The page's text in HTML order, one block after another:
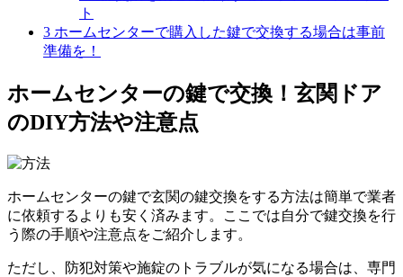
ト
3 ホームセンターで購入した鍵で交換する場合は事前
準備を！
ホームセンターの鍵で交換！玄関ドア
のDIY方法や注意点
ホームセンターの鍵で玄関の鍵交換をする方法は簡単で業者
に依頼するよりも安く済みます。ここでは自分で鍵交換を行
う際の手順や注意点をご紹介します。
ただし、防犯対策や施錠のトラブルが気になる場合は、専門